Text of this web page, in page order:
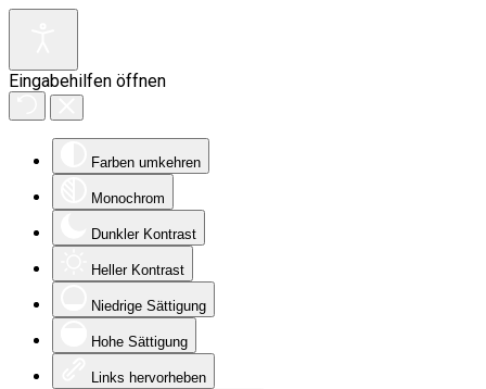
Eingabehilfen öffnen
Farben umkehren
Monochrom
Dunkler Kontrast
Heller Kontrast
Niedrige Sättigung
Hohe Sättigung
Links hervorheben